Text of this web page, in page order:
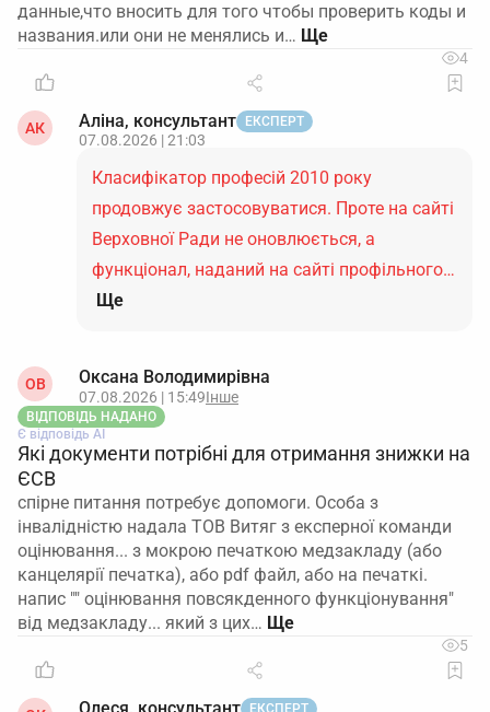
данные,что вносить для того чтобы проверить коды и
названия.или они не менялись и…
4
АК Аліна, консультант ЕКСПЕРТ
07.08.2026 | 21:03
Класифікатор професій 2010 року
продовжує застосовуватися. Проте на сайті
Верховної Ради не оновлюється, а
функціонал, наданий на сайті профільного…
Ще
ОВ Оксана Володимирівна
07.08.2026 | 15:49Інше
ВІДПОВІДЬ НАДАНО
Є відповідь АІ
Які документи потрібні для отримання знижки на
ЄСВ
спірне питання потребує допомоги. Особа з
інвалідністю надала ТОВ Витяг з експерної команди
оцінювання... з мокрою печаткою медзакладу (або
канцелярії печатка), або pdf файл, або на печаткі.
напис "" оцінювання повсякденного функціонування"
від медзакладу... який з цих…
5
ЕКСПЕРТ